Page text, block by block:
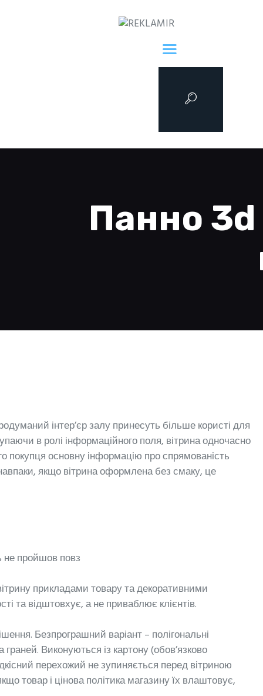
Панно 3d
інтер’єр залу принесуть більше користі для
в ролі інформаційного поля, вітрина одночасно
покупця основну інформацію про спрямованість
якщо вітрина оформлена без смаку, це
пройшов повз
прикладами товару та декоративними
та відштовхує, а не приваблює клієнтів.
Безпрограшний варіант – полігональні
Виконуються із картону (обов’язково
перехожий не зупиняється перед вітриною
товар і цінова політика магазину їх влаштовує,